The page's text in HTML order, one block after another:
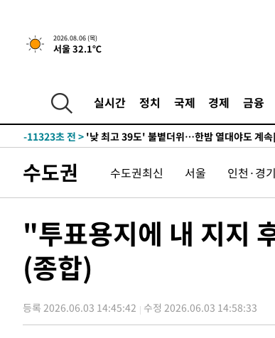
2026.08.06 (목)
서울 32.1℃
실시간 정치 국제 경제 금융
-14343초 전 >[속보]합참 "北 발사체는 단거리탄도미사일…
화"
-14091초 전 >日방위성, 北이 동해로 쏜 발사체는 탄도미사일
-11927초 전 >
[속보]합참 "북, 동해상으로 미상 발사체 발사"
-11323초 전 >
-11282초 전 > [속보]7~9일 프로야구 3연전도 폭염 취소
-10771초 전 >
'월드컵 탈락 후폭풍' 축구협회…초유의 압수
-10611초 전 >서울 낮 37.9도, 올여름 최고치 경신…영등포
-6268초 전 > [속보]코스닥, 800p 회복…0.26% 오른
-6198초 전 >[속보]코스피, 301.88포인트(4.58%) 내린
-6063초 전 >[속보]원·달러 환율, 0.7원 내린 1423.8원 마감
-707초 전 >손흥민, 5경기 연속골 실패…LAFC는 승부차기 끝
수도권 수도권최신 서울 인천·경
"투표용지에 내 지지
(종합)
등록 2026.06.03 14:45:42 수정 2026.06.03 14:58:33